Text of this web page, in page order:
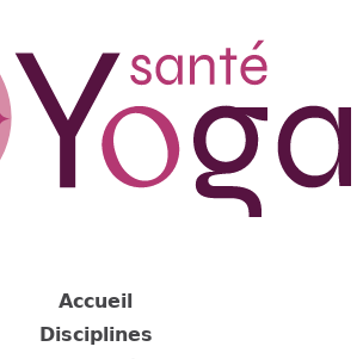
Accueil
Disciplines